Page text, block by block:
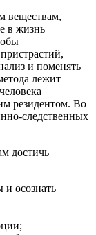
веществам,
в жизнь
и поменять
лежит
резидентом. Во
следственных
достичь
и осознать